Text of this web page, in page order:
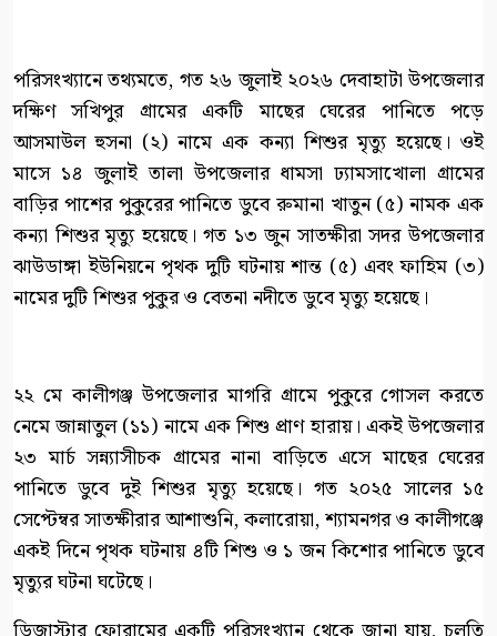
পরিসংখ্যানে তথ্যমতে, গত ২৬ জুলাই ২০২৬ দেবাহাটা উপজেলার
দক্ষিণ সখিপুর গ্রামের একটি মাছের ঘেরের পানিতে পড়ে
আসমাউল হুসনা (২) নামে এক কন্যা শিশুর মৃত্যু হয়েছে। ওই
মাসে ১৪ জুলাই তালা উপজেলার ধামসা ঢ্যামসাখোলা গ্রামের
বাড়ির পাশের পুকুরের পানিতে ডুবে রুমানা খাতুন (৫) নামক এক
কন্যা শিশুর মৃত্যু হয়েছে। গত ১৩ জুন সাতক্ষীরা সদর উপজেলার
ঝাউডাঙ্গা ইউনিয়নে পৃথক দুটি ঘটনায় শান্ত (৫) এবং ফাহিম (৩)
নামের দুটি শিশুর পুকুর ও বেতনা নদীতে ডুবে মৃত্যু হয়েছে।
২২ মে কালীগঞ্জ উপজেলার মাগরি গ্রামে পুকুরে গোসল করতে
নেমে জান্নাতুল (১১) নামে এক শিশু প্রাণ হারায়। একই উপজেলার
২৩ মার্চ সন্ন্যাসীচক গ্রামের নানা বাড়িতে এসে মাছের ঘেরের
পানিতে ডুবে দুই শিশুর মৃত্যু হয়েছে। গত ২০২৫ সালের ১৫
সেপ্টেম্বর সাতক্ষীরার আশাশুনি, কলারোয়া, শ্যামনগর ও কালীগঞ্জে
একই দিনে পৃথক ঘটনায় ৪টি শিশু ও ১ জন কিশোর পানিতে ডুবে
মৃত্যুর ঘটনা ঘটেছে।